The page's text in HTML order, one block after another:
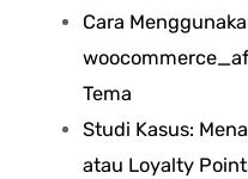
Cara
Tema
Studi Kasus:
atau Loyalty